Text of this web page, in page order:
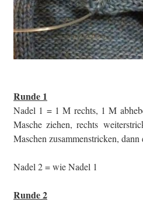
Runde 1
Nadel 1 = 1 M rechts, 1 M
Masche ziehen, rechts
Maschen zusammenstricken,
Nadel 2 = wie Nadel 1
Runde 2